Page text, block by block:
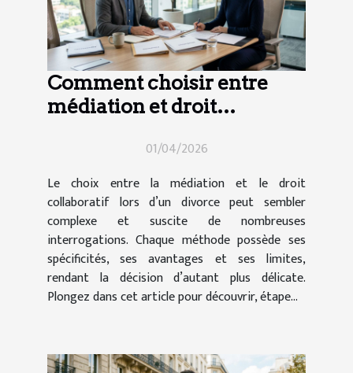
Comment choisir entre
médiation et droit
01/04/2026
Le choix entre la médiation et le droit
collaboratif lors d’un divorce peut sembler
complexe et suscite de nombreuses
interrogations. Chaque méthode possède ses
spécificités, ses avantages et ses limites,
rendant la décision d’autant plus délicate.
Plongez dans cet article pour découvrir, étape...